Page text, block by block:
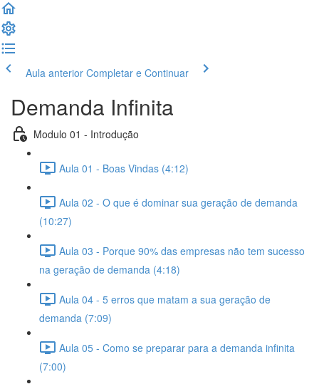
Aula anterior Completar e Continuar
Demanda Infinita
Modulo 01 - Introdução
Aula 01 - Boas Vindas (4:12)
Aula 02 - O que é dominar sua geração de demanda
(10:27)
Aula 03 - Porque 90% das empresas não tem sucesso
na geração de demanda (4:18)
Aula 04 - 5 erros que matam a sua geração de
demanda (7:09)
Aula 05 - Como se preparar para a demanda infinita
(7:00)